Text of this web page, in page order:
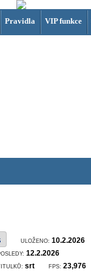
Pravidla VIP funkce
ULOŽENO: 10.2.2026
12.2.2026
srt FPS: 23,976